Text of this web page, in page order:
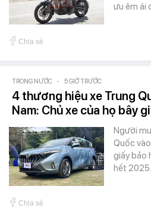
ưu êm ái
Chia sẻ
TRONG NƯỚC - 5 GIỜ TRƯỚC
4 thương hiệu xe Trung
Nam: Chủ xe của họ bây
Người
Quốc
giấy bảo
hết
Chia sẻ